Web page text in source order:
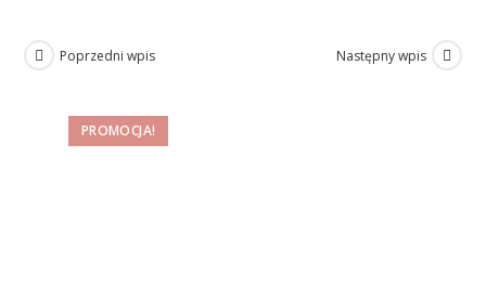
PROMOCJA!
Poprzedni wpis Następny wpis